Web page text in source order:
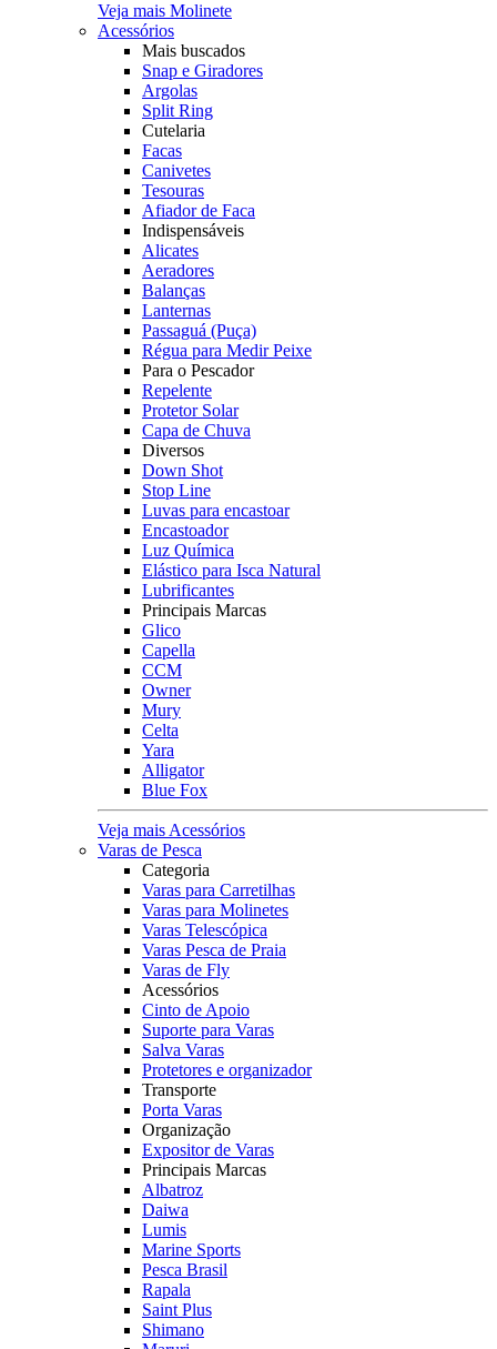
Veja mais Molinete
Acessórios
Mais buscados
Snap e Giradores
Argolas
Split Ring
Cutelaria
Facas
Canivetes
Tesouras
Afiador de Faca
Indispensáveis
Alicates
Aeradores
Balanças
Lanternas
Passaguá (Puça)
Régua para Medir Peixe
Para o Pescador
Repelente
Protetor Solar
Capa de Chuva
Diversos
Down Shot
Stop Line
Luvas para encastoar
Encastoador
Luz Química
Elástico para Isca Natural
Lubrificantes
Principais Marcas
Glico
Capella
CCM
Owner
Mury
Celta
Yara
Alligator
Blue Fox
Veja mais Acessórios
Varas de Pesca
Categoria
Varas para Carretilhas
Varas para Molinetes
Varas Telescópica
Varas Pesca de Praia
Varas de Fly
Acessórios
Cinto de Apoio
Suporte para Varas
Salva Varas
Protetores e organizador
Transporte
Porta Varas
Organização
Expositor de Varas
Principais Marcas
Albatroz
Daiwa
Lumis
Marine Sports
Pesca Brasil
Rapala
Saint Plus
Shimano